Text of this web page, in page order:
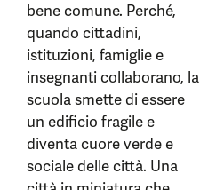
bene comune. Perché,
quando cittadini,
istituzioni, famiglie e
insegnanti collaborano, la
scuola smette di essere
un edificio fragile e
diventa cuore verde e
sociale delle città. Una